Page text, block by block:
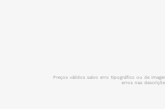
Preços válidos salvo erro tipográfico ou de
erros nas